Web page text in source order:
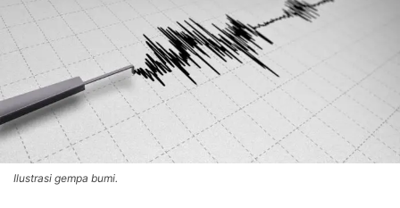
Ilustrasi gempa bumi.